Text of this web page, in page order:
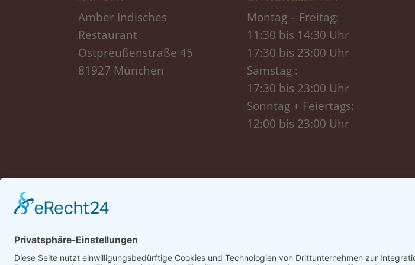
Amber Indisches
Restaurant
Ostpreußenstraße 45
81927 München
Montag – Freitag:
11:30 bis 14:30 Uhr
17:30 bis 23:00 Uhr
Samstag :
17:30 bis 23:00 Uhr
Sonntag + Feiertags:
12:00 bis 23:00 Uhr